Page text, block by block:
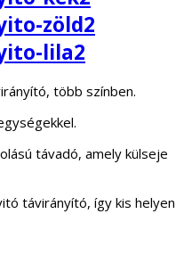
több színben.
távirányító, így kis helyen
helyszínen kell feltanítani.